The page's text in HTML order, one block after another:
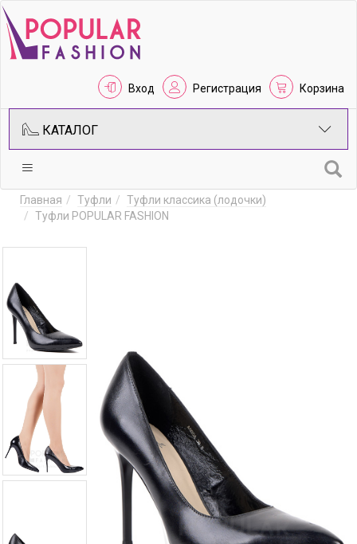
Вход Регистрация Корзина
КАТАЛОГ
Главная Туфли
Туфли классика (лодочки)
Туфли POPULAR FASHION